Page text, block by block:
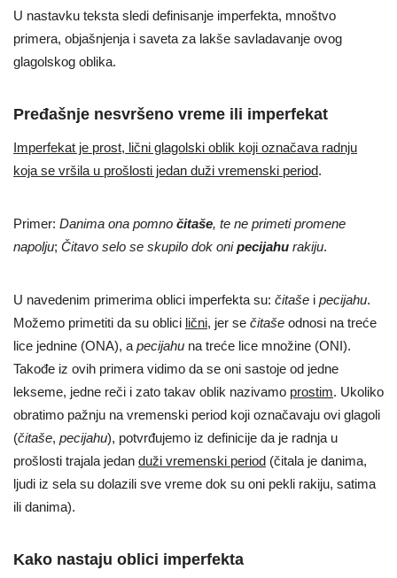
U nastavku teksta sledi definisanje imperfekta, mnoštvo
primera, objašnjenja i saveta za lakše savladavanje ovog
glagolskog oblika.
Pređašnje nesvršeno vreme ili imperfekat
Imperfekat je prost, lični glagolski oblik koji označava radnju
koja se vršila u prošlosti jedan duži vremenski period.
Primer: Danima ona pomno čitaše, te ne primeti promene
napolju; Čitavo selo se skupilo dok onipecijahu rakiju.
U navedenim primerima oblici imperfekta su: čitaše i pecijahu.
Možemo primetiti da su oblici lični, jer se čitaše odnosi na treće
lice jednine (ONA), a pecijahu na treće lice množine (ONI).
Takođe iz ovih primera vidimo da se oni sastoje od jedne
lekseme, jedne reči i zato takav oblik nazivamo prostim. Ukoliko
obratimo pažnju na vremenski period koji označavaju ovi glagoli
(čitaše, pecijahu), potvrđujemo iz definicije da je radnja u
prošlosti trajala jedan duži vremenski period (čitala je danima,
ljudi iz sela su dolazili sve vreme dok su oni pekli rakiju, satima
ili danima).
Kako nastaju oblici imperfekta